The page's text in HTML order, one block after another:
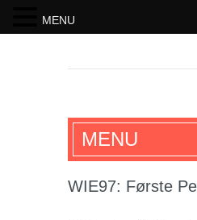
SKRIFTEN
MENU
WIE97: Første
MENU